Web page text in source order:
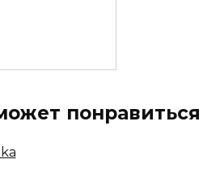
понравиться